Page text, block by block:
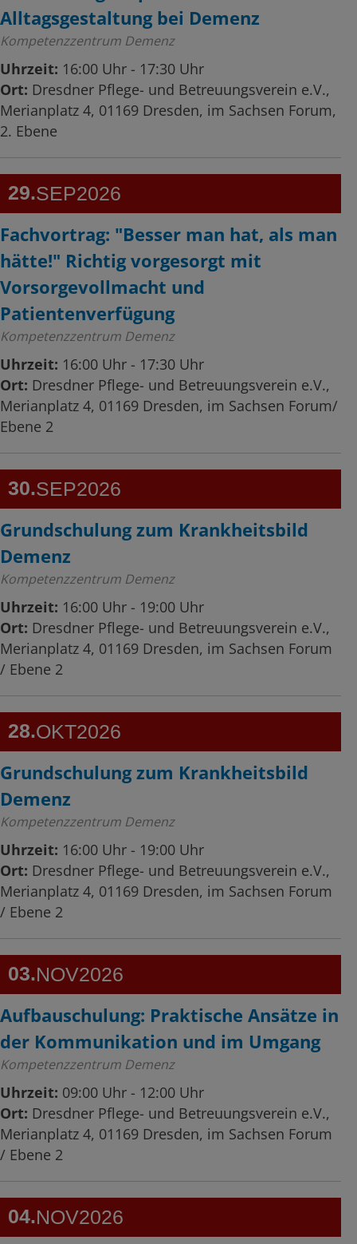
Alltagsgestaltung bei Demenz
Kompetenzzentrum Demenz
Uhrzeit: 16:00 Uhr - 17:30 Uhr
Ort: Dresdner Pflege- und Betreuungsverein e.V.,
Merianplatz 4, 01169 Dresden, im Sachsen Forum,
2. Ebene
29 SEP2026
Fachvortrag: "Besser man hat, als man
hätte!" Richtig vorgesorgt mit
Vorsorgevollmacht und
Patientenverfügung
Kompetenzzentrum Demenz
Uhrzeit: 16:00 Uhr - 17:30 Uhr
Ort: Dresdner Pflege- und Betreuungsverein e.V.,
Merianplatz 4, 01169 Dresden, im Sachsen Forum/
Ebene 2
30 SEP2026
Grundschulung zum Krankheitsbild
Demenz
Kompetenzzentrum Demenz
Uhrzeit: 16:00 Uhr - 19:00 Uhr
Ort: Dresdner Pflege- und Betreuungsverein e.V.,
Merianplatz 4, 01169 Dresden, im Sachsen Forum
/ Ebene 2
28 OKT2026
Grundschulung zum Krankheitsbild
Demenz
Kompetenzzentrum Demenz
Uhrzeit: 16:00 Uhr - 19:00 Uhr
Ort: Dresdner Pflege- und Betreuungsverein e.V.,
Merianplatz 4, 01169 Dresden, im Sachsen Forum
/ Ebene 2
03 NOV2026
Aufbauschulung: Praktische Ansätze in
der Kommunikation und im Umgang
Kompetenzzentrum Demenz
Uhrzeit: 09:00 Uhr - 12:00 Uhr
Ort: Dresdner Pflege- und Betreuungsverein e.V.,
Merianplatz 4, 01169 Dresden, im Sachsen Forum
/ Ebene 2
04 NOV2026